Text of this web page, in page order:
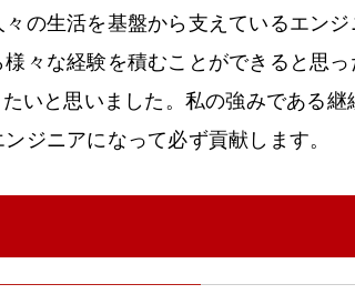
の生活を基盤から支えているエン
々な経験を積むことができると思
いと思いました。私の強みである
ジニアになって必ず貢献します。